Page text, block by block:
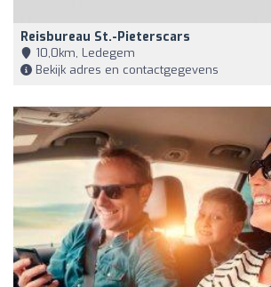
Reisbureau St.-Pieterscars
10,0km, Ledegem
Bekijk adres en contactgegevens